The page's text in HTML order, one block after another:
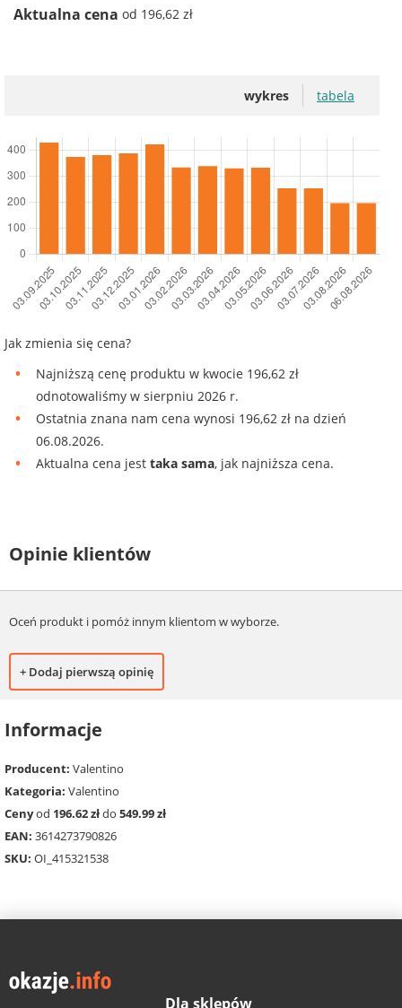
Aktualna cena od 196,62 zł
wykres tabela
Jak zmienia się cena?
Najniższą cenę produktu w kwocie 196,62 zł
odnotowaliśmy w sierpniu 2026 r.
Ostatnia znana nam cena wynosi 196,62 zł na dzień
06.08.2026.
Aktualna cena jest taka sama, jak najniższa cena.
Opinie klientów
Oceń produkt i pomóż innym klientom w wyborze.
+ Dodaj pierwszą opinię
Informacje
Producent: Valentino
Kategoria: Valentino
Cenyod 196.62 złdo 549.99 zł
EAN: 3614273790826
SKU: OI_415321538
Dla sklepów